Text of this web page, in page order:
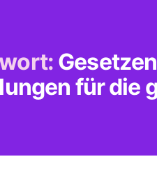
für die